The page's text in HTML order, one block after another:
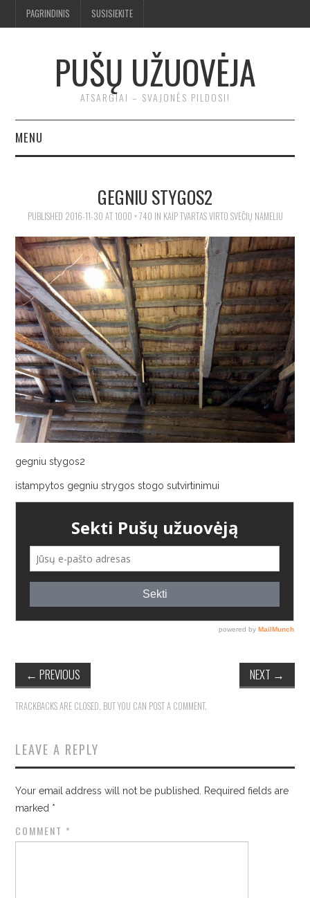
PAGRINDINIS SUSISIEKITE
PUŠŲ UŽUOVĖJA
ATSARGIAI – SVAJONĖS PILDOSI!
MENU
KLUONAS
ĮRANKIAI
AUGALAI
GEGNIU STYGOS2
PUBLISHED 2016-11-30 AT1000 × 740 IN KAIP TVARTAS VIRTO SVEČIŲ NAMELIU
gegniu stygos2
istampytos gegniu strygos stogo sutvirtinimui
← PREVIOUS NEXT →
TRACKBACKS ARE CLOSED, BUT YOU CAN POST A COMMENT.
LEAVE A REPLY
Your email address will not be published.
Required fields are
marked *
COMMENT *